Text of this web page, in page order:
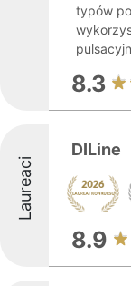
typów
8.3
Laureaci
DILine
8.9